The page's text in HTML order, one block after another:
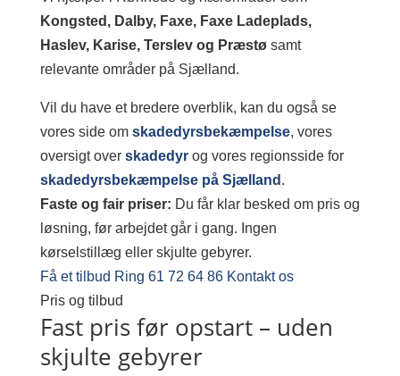
Kongsted, Dalby, Faxe, Faxe Ladeplads,
Haslev, Karise, Terslev og Præstøsamt
relevante områder på Sjælland.
Vil du have et bredere overblik, kan du også se
vores side om skadedyrsbekæmpelse, vores
oversigt over skadedyrog vores regionsside for
skadedyrsbekæmpelse på Sjælland .
Faste og fair priser: Du får klar besked om pris og
løsning, før arbejdet går i gang. Ingen
kørselstillæg eller skjulte gebyrer.
Få et tilbud Ring 61 72 64 86 Kontakt os
Pris og tilbud
Fast pris før opstart – uden
skjulte gebyrer